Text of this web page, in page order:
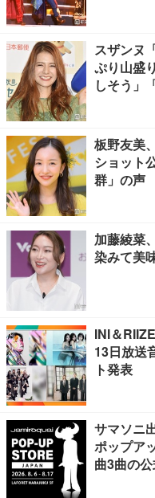
スザンヌ
ぷり山盛
しそう」
板野友美
ショット
群」の声
加藤綾菜
染みて美
INI＆
13日放送
ト発表
サマソニ
ポップア
曲3曲の